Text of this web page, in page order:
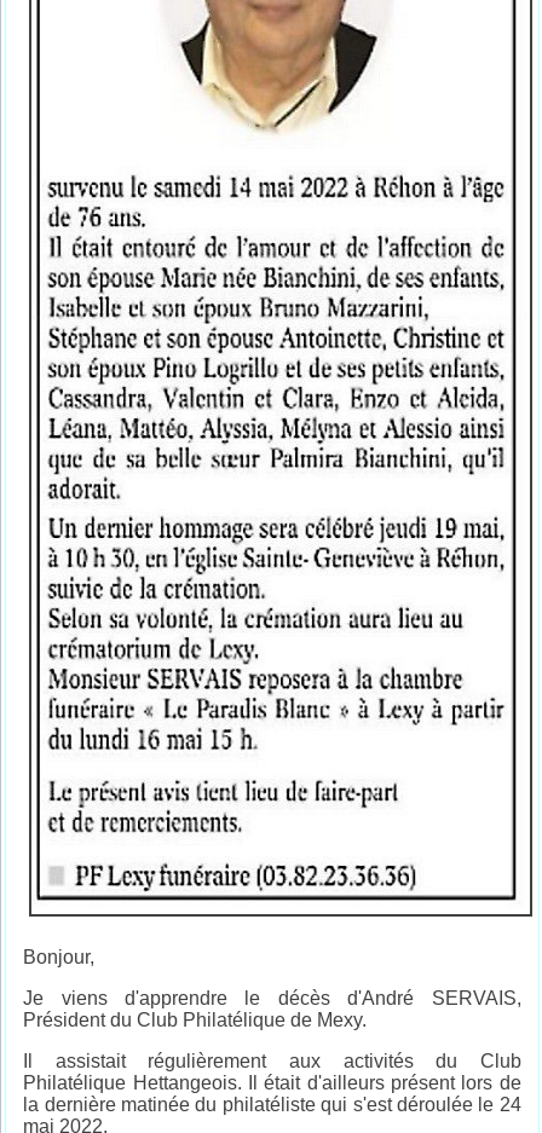
Bonjour,
Je viens d'apprendre le décès d'André SERVAIS,
Président du Club Philatélique de Mexy.
Il assistait régulièrement aux activités du Club
Philatélique Hettangeois. Il était d'ailleurs présent lors de
la dernière matinée du philatéliste qui s'est déroulée le 24
mai 2022.